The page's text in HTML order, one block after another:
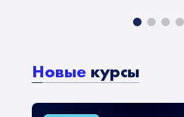
Новые курсы